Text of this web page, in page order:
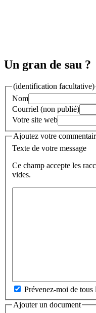
Un gran de sau ?
(identification facultative)
Nom
Courriel (non publié)
Votre site web
Ajoutez votre
Texte de votre message
Ce champ accepte les
vides.
Prévenez-moi de tous
Ajouter un document